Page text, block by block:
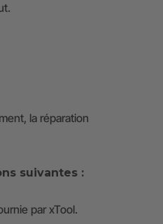
la réparation
suivantes :
par xTool.